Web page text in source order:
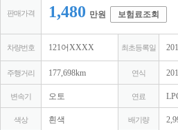
판매가격 1,480 만원 보험료조회
차량번호 121어XXXX 최초등록일
주행거리 177,698km 연식
변속기 오토 연료
색상 흰색 배기량